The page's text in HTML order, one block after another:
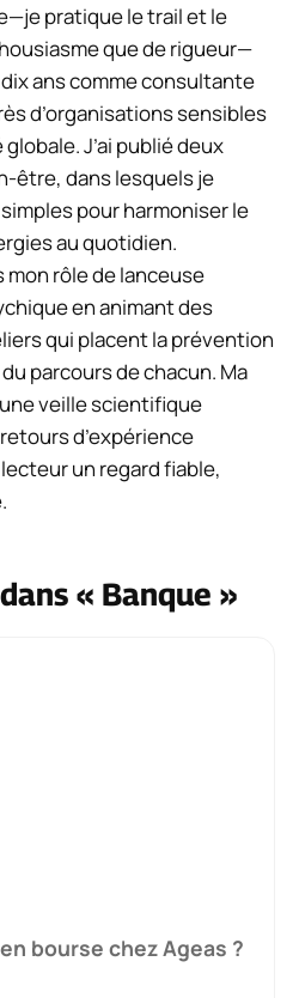
pratique le trail et le
que de rigueur—
ans comme consultante
d’organisations sensibles
J’ai publié deux
être, dans lesquels je
pour harmoniser le
au quotidien.
mon rôle de lanceuse
en animant des
qui placent la prévention
parcours de chacun. Ma
veille scientifique
d’expérience
un regard fiable,
« Banque »
bourse chez Ageas ?